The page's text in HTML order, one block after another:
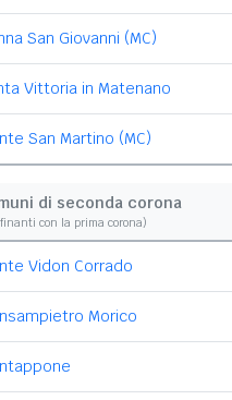
San Giovanni (MC)
Vittoria in Matenano
San Martino (MC)
di seconda corona
con la prima corona)
Vidon Corrado
Morico